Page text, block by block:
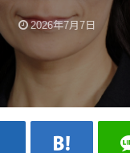
2026年7月7日